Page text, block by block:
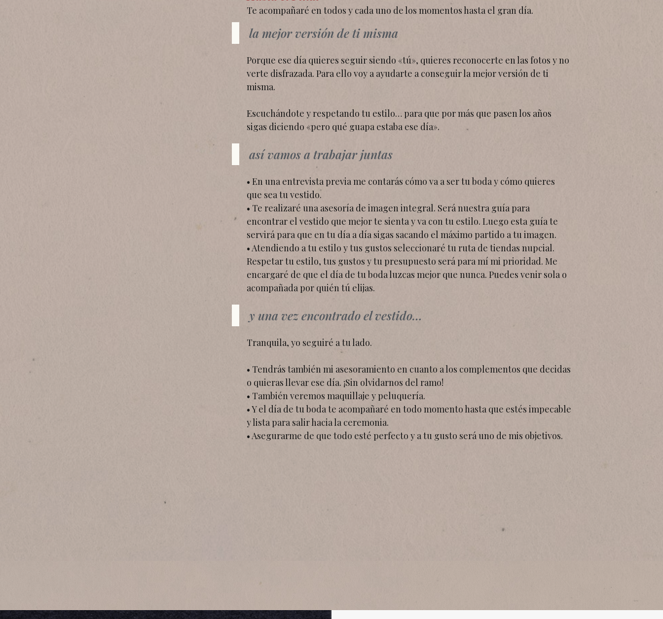
Te acompañaré en todos y cada uno de los momentos hasta el gran día.
la mejor versión de ti misma
Porque ese día quieres seguir siendo «tú», quieres reconocerte en las fotos y no
verte disfrazada. Para ello voy a ayudarte a conseguir la mejor versión de ti
misma.
Escuchándote y respetando tu estilo… para que por más que pasen los años
sigas diciendo «pero qué guapa estaba ese día».
así vamos a trabajar juntas
• En una entrevista previa me contarás cómo va a ser tu boda y cómo quieres
que sea tu vestido.
• Te realizaré una asesoría de imagen integral. Será nuestra guía para
encontrar el vestido que mejor te sienta y va con tu estilo. Luego esta guía te
servirá para que en tu día a día sigas sacando el máximo partido a tu imagen.
• Atendiendo a tu estilo y tus gustos seleccionaré tu ruta de tiendas nupcial.
Respetar tu estilo, tus gustos y tu presupuesto será para mí mi prioridad. Me
encargaré de que el día de tu boda luzcas mejor que nunca. Puedes venir sola o
acompañada por quién tú elijas.
y una vez encontrado el vestido…
Tranquila, yo seguiré a tu lado.
• Tendrás también mi asesoramiento en cuanto a los complementos que decidas
o quieras llevar ese día. ¡Sin olvidarnos del ramo!
• También veremos maquillaje y peluquería.
• Y el día de tu boda te acompañaré en todo momento hasta que estés impecable
y lista para salir hacia la ceremonia.
• Asegurarme de que todo esté perfecto y a tu gusto será uno de mis objetivos.